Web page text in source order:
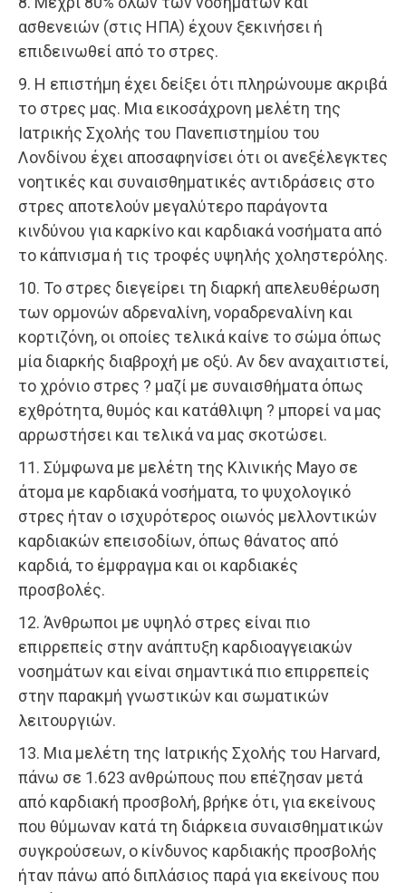
ασθενειών (στις ΗΠΑ) έχουν ξεκινήσει ή
επιδεινωθεί από το στρες.
9. Η επιστήμη έχει δείξει ότι πληρώνουμε ακριβά
το στρες μας. Μια εικοσάχρονη μελέτη της
Ιατρικής Σχολής του Πανεπιστημίου του
Λονδίνου έχει αποσαφηνίσει ότι οι ανεξέλεγκτες
νοητικές και συναισθηματικές αντιδράσεις στο
στρες αποτελούν μεγαλύτερο παράγοντα
κινδύνου για καρκίνο και καρδιακά νοσήματα από
το κάπνισμα ή τις τροφές υψηλής χοληστερόλης.
10. Το στρες διεγείρει τη διαρκή απελευθέρωση
των ορμονών αδρεναλίνη, νοραδρεναλίνη και
κορτιζόνη, οι οποίες τελικά καίνε το σώμα όπως
μία διαρκής διαβροχή με οξύ. Αν δεν αναχαιτιστεί,
το χρόνιο στρες ? μαζί με συναισθήματα όπως
εχθρότητα, θυμός και κατάθλιψη ? μπορεί να μας
αρρωστήσει και τελικά να μας σκοτώσει.
11. Σύμφωνα με μελέτη της Κλινικής Mayo σε
άτομα με καρδιακά νοσήματα, το ψυχολογικό
στρες ήταν ο ισχυρότερος οιωνός μελλοντικών
καρδιακών επεισοδίων, όπως θάνατος από
καρδιά, το έμφραγμα και οι καρδιακές
προσβολές.
12. Άνθρωποι με υψηλό στρες είναι πιο
επιρρεπείς στην ανάπτυξη καρδιοαγγειακών
νοσημάτων και είναι σημαντικά πιο επιρρεπείς
στην παρακμή γνωστικών και σωματικών
λειτουργιών.
13. Μια μελέτη της Ιατρικής Σχολής του Harvard,
πάνω σε 1.623 ανθρώπους που επέζησαν μετά
από καρδιακή προσβολή, βρήκε ότι, για εκείνους
που θύμωναν κατά τη διάρκεια συναισθηματικών
συγκρούσεων, ο κίνδυνος καρδιακής προσβολής
ήταν πάνω από διπλάσιος παρά για εκείνους που